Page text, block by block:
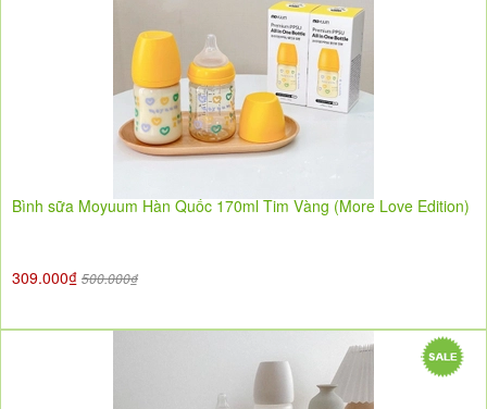
Bình sữa Moyuum Hàn Quốc 170ml Tim Vàng (More Love Edition)
309.000₫ 500.000₫